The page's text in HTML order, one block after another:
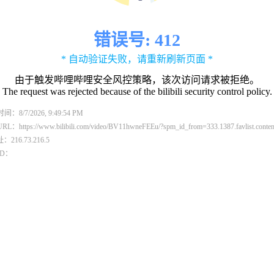
错误号: 412
* 自动验证失败，请重新刷新页面 *
由于触发哔哩哔哩安全风控策略，该次访问请求被拒绝。
The request was rejected because of the bilibili security control policy.
间：8/7/2026, 9:49:54 PM
：https://www.bilibili.com/video/BV11hwneFEEu/
：216.73.216.5
：